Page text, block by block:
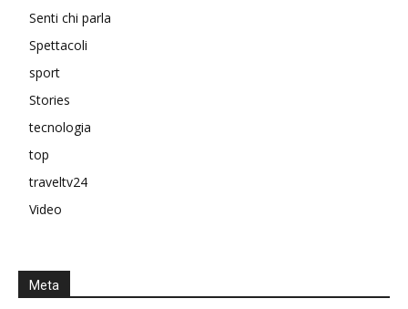
Senti chi parla
Spettacoli
sport
Stories
tecnologia
top
traveltv24
Video
Meta